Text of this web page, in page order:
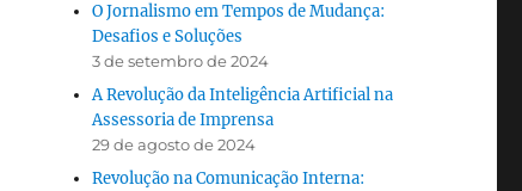
O Jornalismo em Tempos de Mudança:
Desafios e Soluções
3 de setembro de 2024
A Revolução da Inteligência Artificial na
Assessoria de Imprensa
29 de agosto de 2024
Revolução na Comunicação Interna: